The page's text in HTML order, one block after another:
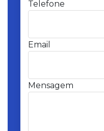
Telefone
Email
Mensagem